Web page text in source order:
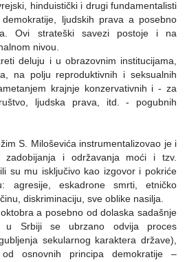
hinduistički i drugi fundamentalisti
ljudskih prava a posebno
Ovi strateški savezi postoje i na
nivou.
deluju i u obrazovnim institucijama,
na polju reproduktivnih i seksualnih
krajnje konzervativnih i - za
ljudska prava, itd. - pogubnih
S. Miloševića instrumentalizovao je i
i održavanja moći i tzv.
su mu isključivo kao izgovor i pokriće
agresije, eskadrone smrti, etničko
diskriminaciju, sve oblike nasilja.
a posebno od dolaska sadašnje
u Srbiji se ubrzano odvija proces
sekularnog karaktera države),
osnovnih principa demokratije –